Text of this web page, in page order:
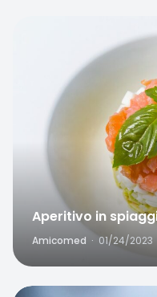
Aperitivo in
Amicomed · 01/24/2023